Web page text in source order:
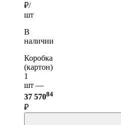
₽/
шт
В
наличии
Коробка
(картон)
1
шт —
37 57084
₽